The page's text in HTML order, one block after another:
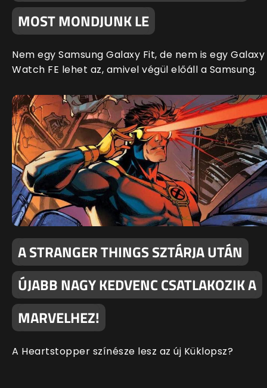
MOST MONDJUNK LE
Nem egy Samsung Galaxy Fit, de nem is egy Galaxy
Watch FE lehet az, amivel végül előáll a Samsung.
A STRANGER THINGS SZTÁRJA UTÁN
ÚJABB NAGY KEDVENC CSATLAKOZIK A
MARVELHEZ!
A Heartstopper színésze lesz az új Küklopsz?